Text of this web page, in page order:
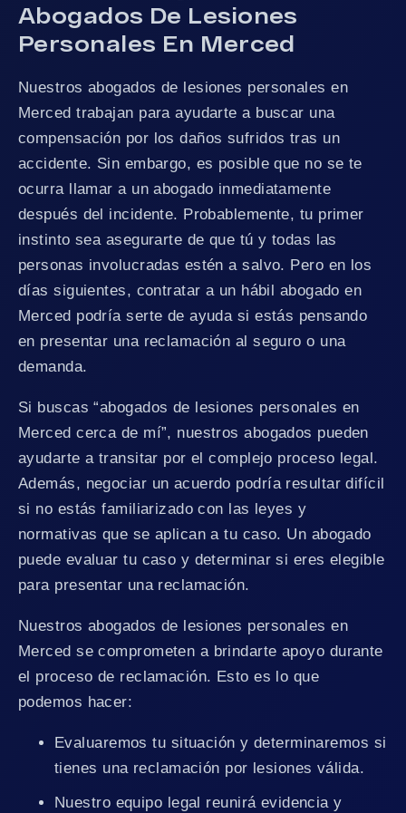
Abogados De Lesiones
Personales En Merced
Nuestros abogados de lesiones personales en
Merced trabajan para ayudarte a buscar una
compensación por los daños sufridos tras un
accidente. Sin embargo, es posible que no se te
ocurra llamar a un abogado inmediatamente
después del incidente. Probablemente, tu primer
instinto sea asegurarte de que tú y todas las
personas involucradas estén a salvo. Pero en los
días siguientes, contratar a un hábil abogado en
Merced podría serte de ayuda si estás pensando
en presentar una reclamación al seguro o una
demanda.
Si buscas “abogados de lesiones personales en
Merced cerca de mí”, nuestros abogados pueden
ayudarte a transitar por el complejo proceso legal.
Además, negociar un acuerdo podría resultar difícil
si no estás familiarizado con las leyes y
normativas que se aplican a tu caso. Un abogado
puede evaluar tu caso y determinar si eres elegible
para presentar una reclamación.
Nuestros abogados de lesiones personales en
Merced se comprometen a brindarte apoyo durante
el proceso de reclamación. Esto es lo que
podemos hacer:
Evaluaremos tu situación y determinaremos si
tienes una reclamación por lesiones válida.
Nuestro equipo legal reunirá evidencia y